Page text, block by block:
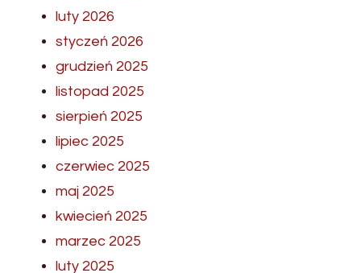
luty 2026
styczeń 2026
grudzień 2025
listopad 2025
sierpień 2025
lipiec 2025
czerwiec 2025
maj 2025
kwiecień 2025
marzec 2025
luty 2025